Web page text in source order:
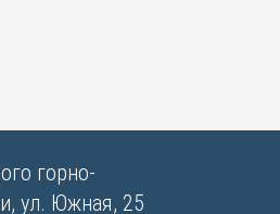
горно-
ул. Южная, 25